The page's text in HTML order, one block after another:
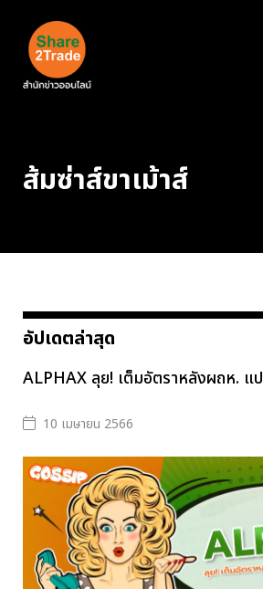
ส้มซ่าส์ขาเม้าส์
อัปเดตล่าสุด
ALPHAX ลุย! เต็มอัตราหลังผถห. แ
10 เมษายน 2566